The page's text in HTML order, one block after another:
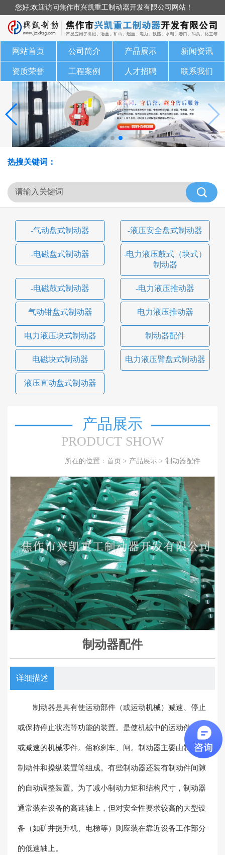
您好;欢迎访问焦作市兴凯重工制动器开发有限公司网站！
网站首页 公司简介 产品展示 新闻资讯
资质荣誉 工程案例 人才招聘 联系我们
热搜关键词：
-气动盘式制动器 -液压安全盘式制动器
-电磁盘式制动器
-电力液压鼓式（块式）
制动器
-电磁鼓式制动器 -电力液压推动器
气动钳盘式制动器 电力液压推动器
电力液压块式制动器 制动器配件
电磁块式制动器 电力液压臂盘式制动器
液压直动盘式制动器
产品展示
PRODUCT SHOW
所在的位置： 首页> 产品展示> 制动器配件
制动器配件
详细描述
制动器是具有使运动部件（或运动机械）减速、停止
或保持停止状态等功能的装置。是使机械中的运动件停止
或减速的机械零件。俗称刹车、闸。制动器主要由制架、
制动件和操纵装置等组成。有些制动器还装有制动件间隙
的自动调整装置。为了减小制动力矩和结构尺寸，制动器
通常装在设备的高速轴上，但对安全性要求较高的大型设
备（如矿井提升机、电梯等）则应装在靠近设备工作部分
的低速轴上。